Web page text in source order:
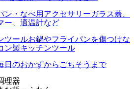
ン・なべ用アクセサリーガラス蓋、
ー、適温計など
ツールお鍋やフライパンを傷つけな
ン製キッチンツール
日のおかずからごちそうまで
理器